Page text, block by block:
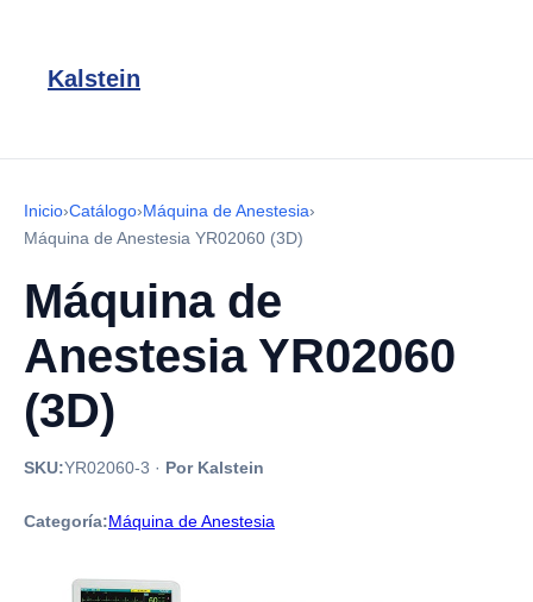
Kalstein
Inicio›Catálogo›Máquina de Anestesia›
Máquina de Anestesia YR02060 (3D)
Máquina de
Anestesia YR02060
(3D)
SKU:YR02060-3 · Por Kalstein
Categoría:Máquina de Anestesia